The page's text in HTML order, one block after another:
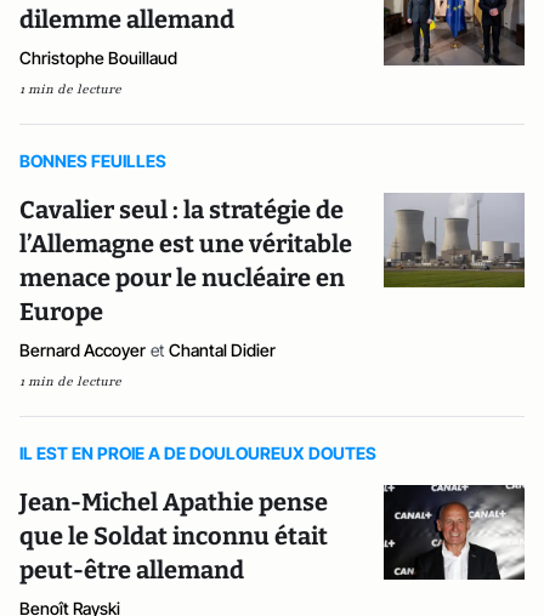
dilemme allemand
Christophe Bouillaud
1 min de lecture
BONNES FEUILLES
Cavalier seul : la stratégie de
l’Allemagne est une véritable
menace pour le nucléaire en
Europe
Bernard Accoyer et Chantal Didier
1 min de lecture
IL EST EN PROIE A DE DOULOUREUX DOUTES
Jean-Michel Apathie pense
que le Soldat inconnu était
peut-être allemand
Benoît Rayski